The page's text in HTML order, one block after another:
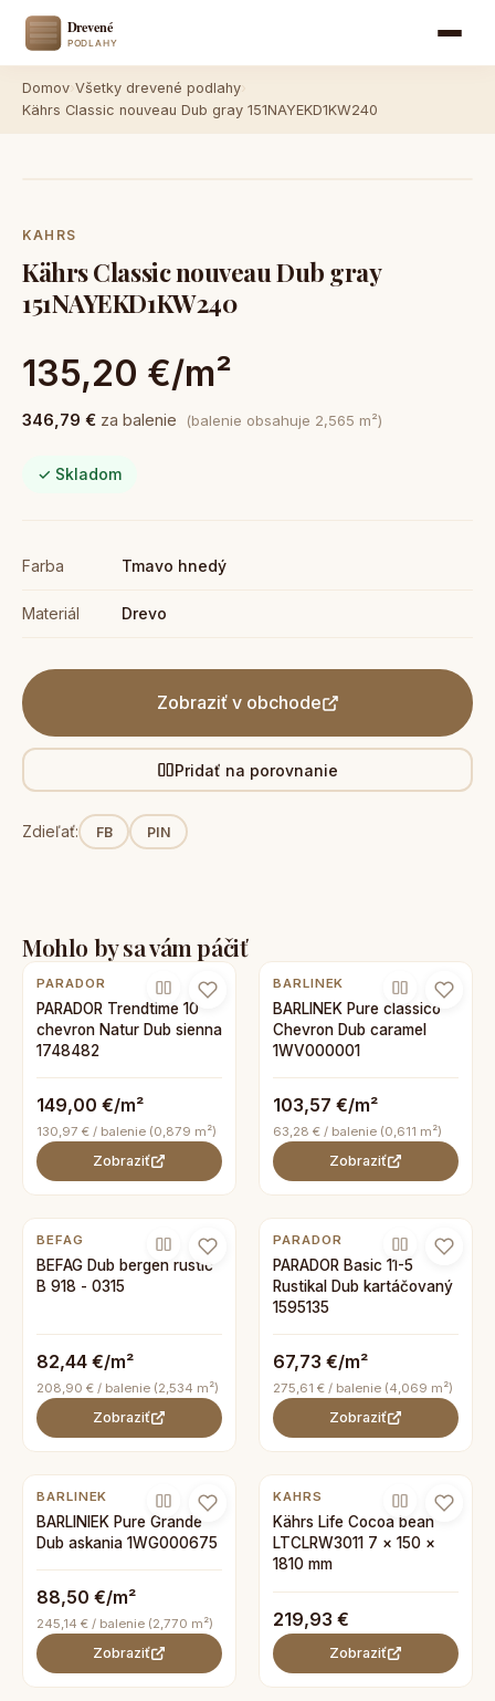
Domov Všetky drevené podlahy
Kährs Classic nouveau Dub gray 151NAYEKD1KW240
KAHRS
Kährs Classic nouveau Dub gray
151NAYEKD1KW240
135,20 €/m²
346,79 € za balenie (balenie obsahuje 2,565 m²)
✓ Skladom
Farba Tmavo hnedý
Materiál Drevo
Zobraziť v obchode
Pridať na porovnanie
Zdieľať: FB PIN
Mohlo by sa vám páčiť
PARADOR
PARADOR Trendtime 10
chevron Natur Dub sienna
1748482
149,00 €/m²
130,97 € / balenie (0,879 m²)
Zobraziť
BARLINEK
BARLINEK Pure classico
Chevron Dub caramel
1WV000001
103,57 €/m²
63,28 € / balenie (0,611 m²)
Zobraziť
BEFAG
BEFAG Dub bergen rustic
B 918 - 0315
82,44 €/m²
208,90 € / balenie (2,534 m²)
Zobraziť
PARADOR
PARADOR Basic 11-5
Rustikal Dub kartáčovaný
1595135
67,73 €/m²
275,61 € / balenie (4,069 m²)
Zobraziť
BARLINEK
BARLINIEK Pure Grande
Dub askania 1WG000675
88,50 €/m²
245,14 € / balenie (2,770 m²)
Zobraziť
KAHRS
Kährs Life Cocoa bean
LTCLRW3011 7 × 150 ×
1810 mm
219,93 €
Zobraziť